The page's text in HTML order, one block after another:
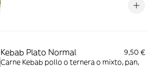
Kebab Plato Normal
9,50 €
Carne Kebab pollo o ternera o mixto, pan,